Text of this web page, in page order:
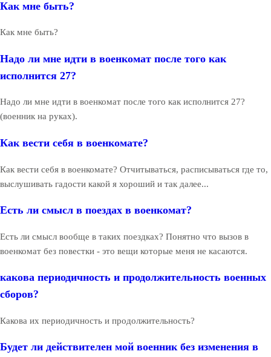
Как мне быть?
Как мне быть?
Надо ли мне идти в военкомат после того как
исполнится 27?
Надо ли мне идти в военкомат после того как исполнится 27?
(военник на руках).
Как вести себя в военкомате?
Как вести себя в военкомате? Отчитываться, расписываться где то,
выслушивать гадости какой я хороший и так далее...
Есть ли смысл в поездах в военкомат?
Есть ли смысл вообще в таких поездках? Понятно что вызов в
военкомат без повестки - это вещи которые меня не касаются.
какова периодичность и продолжительность военных
сборов?
Какова их периодичность и продолжительность?
Будет ли действителен мой военник без изменения в